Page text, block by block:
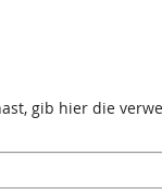
gib hier die